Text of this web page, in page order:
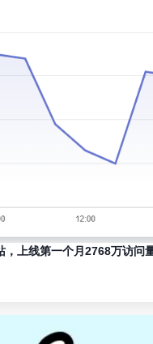
，上线第一个月2768万访问